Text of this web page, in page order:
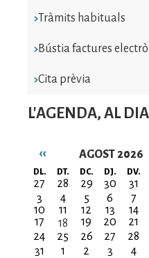
Tràmits habituals
Bústia factures
Cita prèvia
L'AGENDA, AL DIA
AGOST 2026
Paginació
‹‹
DL. DT. DC. DJ. DV.
27 28 29 30 31
3
4 5 6 7
10
11 12 13 14
17
18 19 20 21
24
25 26 27 28
31
1 2 3 4